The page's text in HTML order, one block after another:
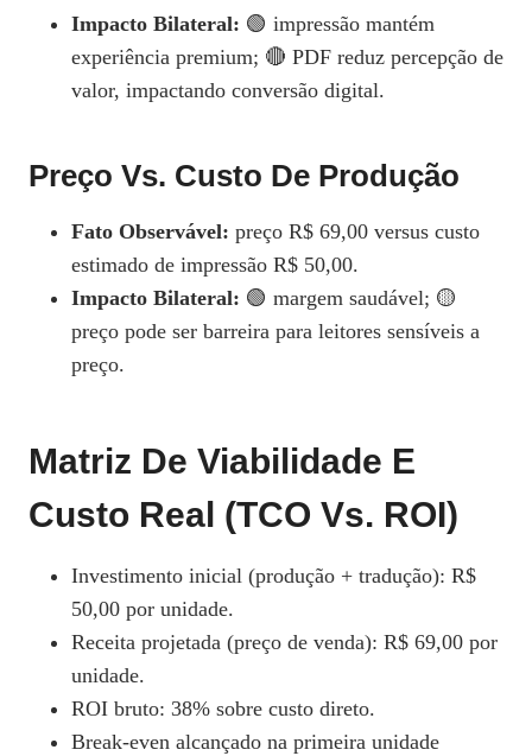
Impacto Bilateral: 🟢 impressão mantém
experiência premium; 🔴 PDF reduz percepção de
valor, impactando conversão digital.
Preço Vs. Custo De Produção
Fato Observável: preço R$ 69,00 versus custo
estimado de impressão R$ 50,00.
Impacto Bilateral: 🟢 margem saudável; 🟡
preço pode ser barreira para leitores sensíveis a
preço.
Matriz De Viabilidade E
Custo Real (TCO Vs. ROI)
Investimento inicial (produção + tradução): R$
50,00 por unidade.
Receita projetada (preço de venda): R$ 69,00 por
unidade.
ROI bruto: 38% sobre custo direto.
Break-even alcançado na primeira unidade